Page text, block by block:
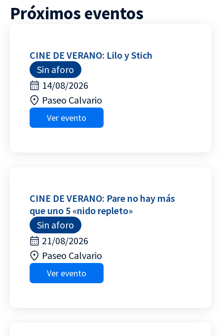
Próximos eventos
CINE DE VERANO: Lilo y Stich
Sin aforo
14/08/2026
Paseo Calvario
Ver evento
CINE DE VERANO: Pare no hay más
que uno 5 «nido repleto»
Sin aforo
21/08/2026
Paseo Calvario
Ver evento